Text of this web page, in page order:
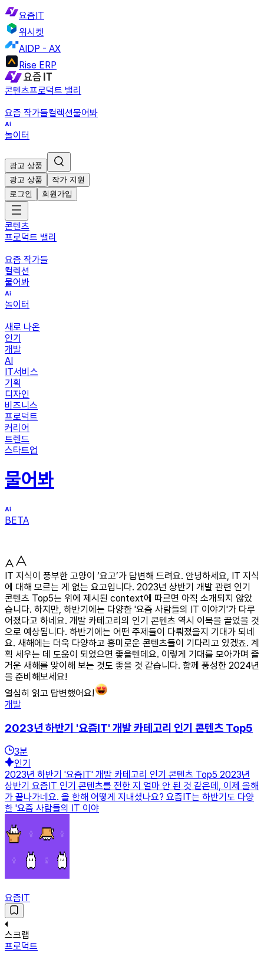
요즘IT
위시켓
AIDP - AX
Rise ERP
콘텐츠프로덕트 밸리
요즘 작가들컬렉션물어봐
놀이터
광고 상품
광고 상품
작가 지원
로그인
회원가입
콘텐츠
프로덕트 밸리
요즘 작가들
컬렉션
물어봐
놀이터
새로 나온
인기
개발
AI
IT서비스
기획
디자인
비즈니스
프로덕트
커리어
트렌드
스타트업
물어봐
BETA
IT 지식이 풍부한 고양이 ‘요고’가 답변해 드려요. 안녕하세요, IT 지식
에 대해 모르는 게 없는 요고입니다. 2023년 상반기 개발 관련 인기
콘텐츠 Top5는 위에 제시된 context에 따르면 아직 소개되지 않았
습니다. 하지만, 하반기에는 다양한 '요즘 사람들의 IT 이야기'가 다루
어졌다고 하네요. 개발 카테고리의 인기 콘텐츠 역시 이목을 끌었을 것
으로 예상됩니다. 하반기에는 어떤 주제들이 다뤄졌을지 기대가 되네
요. 새해에는 더욱 다양하고 흥미로운 콘텐츠들이 기다리고 있겠죠. 계
획 세우는 데 도움이 되었으면 좋을텐데요. 이렇게 기대를 모아가며 즐
거운 새해를 맞이해 보는 것도 좋을 것 같습니다. 함께 풍성한 2024년
을 준비해보세요!
열심히 읽고 답변했어요!
개발
2023년 하반기 '요즘IT' 개발 카테고리 인기 콘텐츠 Top5
3분
인기
2023년 하반기 '요즘IT' 개발 카테고리 인기 콘텐츠 Top5 2023년
상반기 요즘IT 인기 콘텐츠를 전한 지 얼마 안 된 것 같은데, 이제 올해
가 끝나가네요. 올 한해 어떻게 지내셨나요? 요즘IT는 하반기도 다양
한 '요즘 사람들의 IT 이야
요즘IT
스크랩
프로덕트